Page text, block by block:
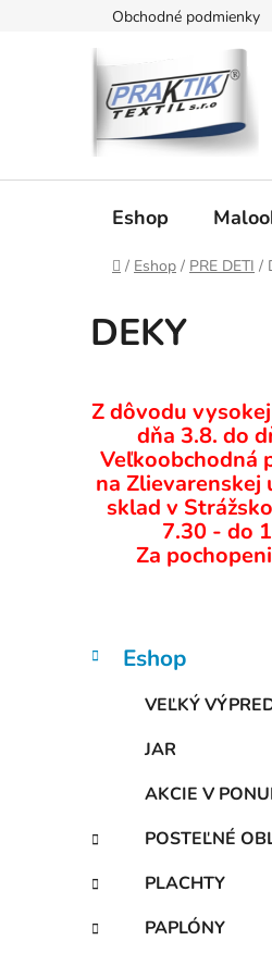
Obchodné podmienky
Eshop
Domov
/ Eshop / PRE DETI /
DEKY
o
č
n
l
Z dôvodu
dňa 3.8. do
Veľkoobchodná
na Zlievarenskej
sklad v
7.30 - do
Za
Preskočiť
kategórie
K
a
e
Eshop
VEĽKÝ
JAR
AKCIE V
POSTEĽNÉ
PLACHTY
PAPLÓNY